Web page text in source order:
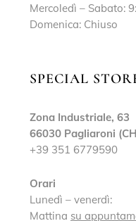
Mercoledì – Sabato:
Domenica: Chiuso
SPECIAL
Zona Industriale, 63
66030 Pagliaroni
+39 351 6779590
Orari
Lunedì – venerdì:
Mattina su